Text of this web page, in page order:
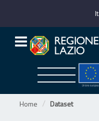
Home Dataset